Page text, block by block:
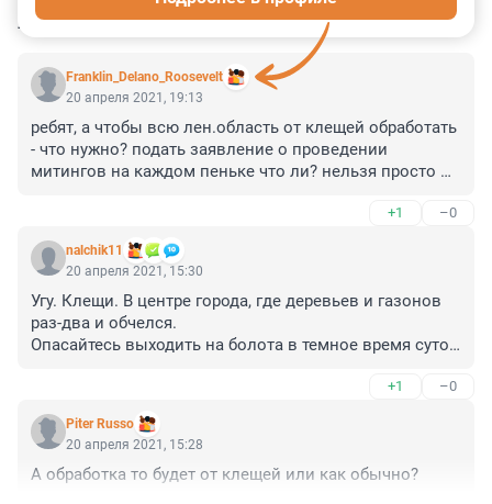
КОММЕНТАРИИ 11
Franklin_Delano_Roosevelt
20 апреля 2021, 19:13
ребят, а чтобы всю лен.область от клещей обработать
- что нужно? подать заявление о проведении
митингов на каждом пеньке что ли? нельзя просто
пинать надо этих старых маразматиков? ведь клещи
не отличают депутатов от простого народа и дети
депутатов тоже рискуют быть кусь-кусь с
боррелиозом, это вам не ЕС, добро пожаловать на
Родину, семейки дипломатиков! =)))))
+1 –0
nalchik11
20 апреля 2021, 15:30
Угу. Клещи. В центре города, где деревьев и газонов
раз-два и обчелся.
Опасайтесь выходить на болота в темное время суток,
+1 –0
Piter Russo
20 апреля 2021, 15:28
А обработка то будет от клещей или как обычно?